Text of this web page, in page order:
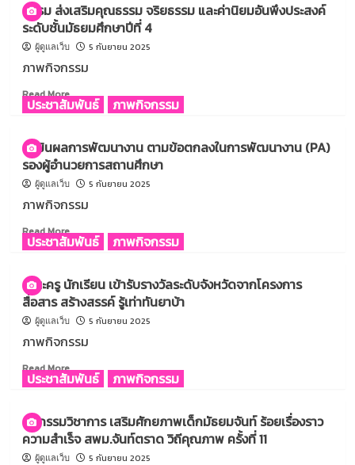
รู้
ระบบ
งาน
และ
กรรมาธิการ”
รัฐสภา
อบรม ส่งเสริมคุณธรรม จริยธรรม และค่านิยมอันพึงประสงค์
ระดับชั้นมัธยมศึกษาปีที่ 4
ผู้ดูแลเว็บ 5 กันยายน 2025
ภาพกิจกรรม
Read MoreRead
more
ส่ง
เสริม
คุณธรรม
และ
ค่า
นิยม
ประสงค์
ระดับ
ชั้น
ปี
4
ประชาสัมพันธ์ ภาพกิจกรรม
ระเมินผลการพัฒนางาน ตามข้อตกลงในการพัฒนางาน (PA)
รองผู้อำนวยการสถานศึกษา
ผู้ดูแลเว็บ 5 กันยายน 2025
ภาพกิจกรรม
Read MoreRead
more
เมิน
ผล
การ
งาน
ตาม
ข้อ
การ
พัฒนา
งาน
ประชาสัมพันธ์ ภาพกิจกรรม
คณะครู นักเรียน เข้ารับรางวัลระดับจังหวัดจากโครงการ
สื่อสาร สร้างสรรค์ รู้เท่าทันยาบ้า
ผู้ดูแลเว็บ 5 กันยายน 2025
ภาพกิจกรรม
Read MoreRead
more
ครู
นักเรียน
เข้า
ประชาสัมพันธ์ ภาพกิจกรรม
มหกรรมวิชาการ เสริมศักยภาพเด็กมัธยมจันท์ ร้อยเรื่องราว
ความสำเร็จ สพม.จันท์ตราด วิถีคุณภาพ ครั้งที่ 11
ผู้ดูแลเว็บ 5 กันยายน 2025